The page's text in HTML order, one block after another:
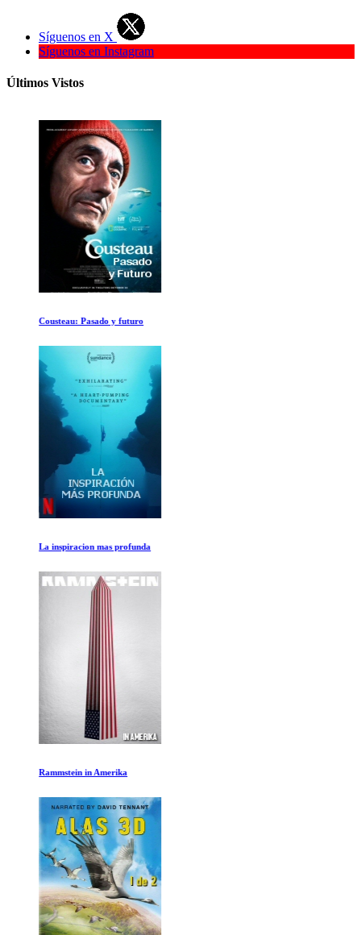
Síguenos en X
Síguenos en Instagram
Últimos Vistos
Cousteau: Pasado y futuro
La inspiracion mas profunda
Rammstein in Amerika